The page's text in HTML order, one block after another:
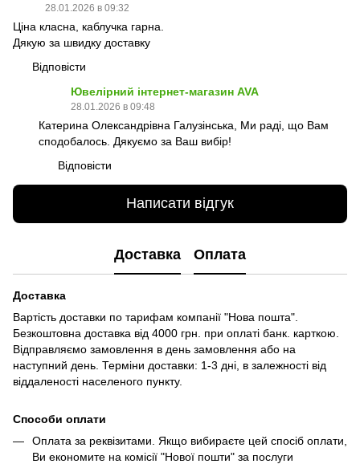
28.01.2026 в 09:32
Ціна класна, каблучка гарна.
Дякую за швидку доставку
Відповісти
Ювелірний інтернет-магазин AVA
28.01.2026 в 09:48
Катерина Олександрівна Галузінська, Ми раді, що Вам
сподобалось. Дякуємо за Ваш вибір!
Відповісти
Написати відгук
Доставка Оплата
Доставка
Вартість доставки по тарифам компанії "Нова пошта".
Безкоштовна доставка від 4000 грн. при оплаті банк. карткою.
Відправляємо замовлення в день замовлення або на
наступний день. Терміни доставки: 1-3 дні, в залежності від
віддаленості населеного пункту.
Способи оплати
Оплата за реквізитами. Якщо вибираєте цей спосіб оплати,
Ви економите на комісії "Нової пошти" за послуги